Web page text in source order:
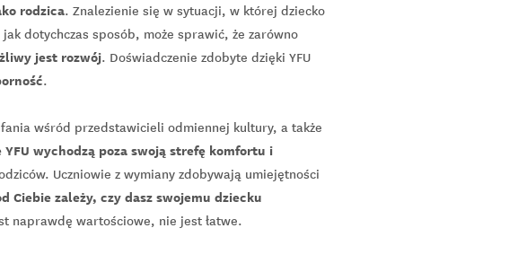
rodzica. Znalezienie się w sytuacji, w której dziecko
dotychczas sposób, może sprawić, że zarówno
jest rozwój. Doświadczenie zdobyte dzięki YFU
.
wśród przedstawicieli odmiennej kultury, a także
YFU wychodzą poza swoją strefę komfortu i
Uczniowie z wymiany zdobywają umiejętności
Ciebie zależy, czy dasz swojemu dziecku
naprawdę wartościowe, nie jest łatwe.